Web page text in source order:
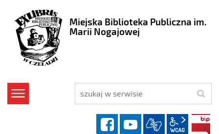
Miejska Biblioteka Publiczna im.
Marii Nogajowej
szukaj
facebookYouTube
wcag2.1